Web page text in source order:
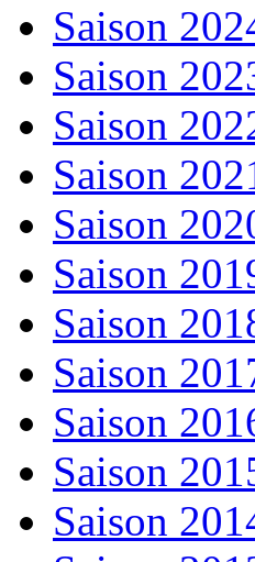
Saison
Saison
Saison
Saison
Saison
Saison
Saison
Saison
Saison
Saison
Saison